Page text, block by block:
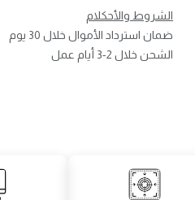
الشروط والأحكلام
ضمان استرداد الأموال خلال 30 يوم
الشحن خلال 2-3 أيام عمل